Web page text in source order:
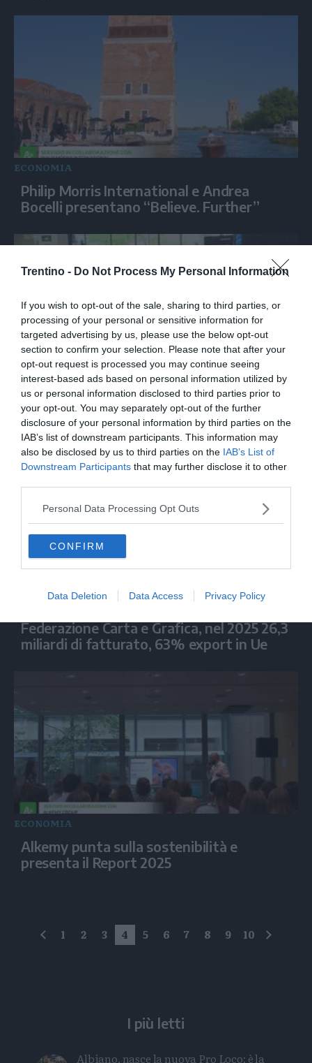
Trentino - Do Not Process My Personal Information
If you wish to opt-out of the sale, sharing to third parties, or
processing of your personal or sensitive information for
targeted advertising by us, please use the below opt-out
section to confirm your selection. Please note that after your
opt-out request is processed you may continue seeing
interest-based ads based on personal information utilized by
us or personal information disclosed to third parties prior to
your opt-out. You may separately opt-out of the further
disclosure of your personal information by third parties on the
IAB’s list of downstream participants. This information may
also be disclosed by us to third parties on the IAB’s List of
Downstream Participants that may further disclose it to other
Personal Data Processing Opt Outs
CONFIRM
Data Deletion Data Access Privacy Policy
ECONOMIA
Philip Morris International e Andrea
Bocelli presentano “Believe. Further”
ECONOMIA
Siemens, la Physical AI ridisegna
l'industria
Federazione Carta e Grafica, nel 2025 26,3
miliardi di fatturato, 63% export in Ue
ECONOMIA
Alkemy punta sulla sostenibilità e
presenta il Report 2025
precedente
1 2 3 4 5 6 7 8 9 10
I più letti
Albiano, nasce la nuova Pro Loco: è la